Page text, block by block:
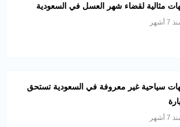
مثالية لقضاء شهر العسل في السعودية
7 أشهر
سياحية غير معروفة في السعودية تستحق
7 أشهر